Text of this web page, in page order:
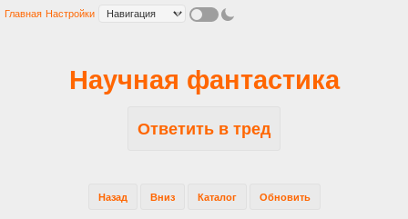
Главная Настройки
Научная фантастика
Ответить в тред
Назад Вниз Каталог Обновить